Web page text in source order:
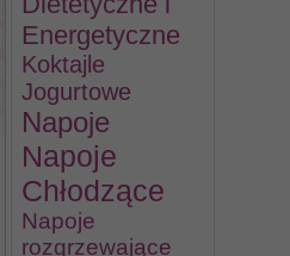
Energetyczne
Koktajle
Jogurtowe
Napoje
Napoje
Chłodzące
Napoje
rozgrzewające